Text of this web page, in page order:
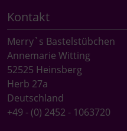
Kontakt
Merry`s Bastelstübchen
Annemarie Witting
52525 Heinsberg
Herb 27a
Deutschland
+49 - (0) 2452 - 1063720